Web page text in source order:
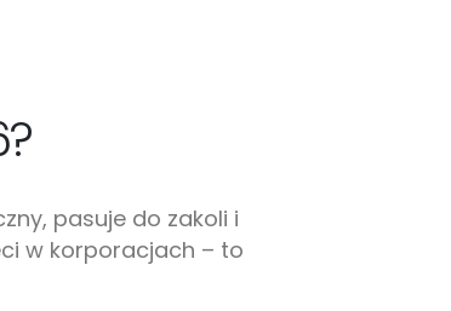
pasuje do zakoli i
w korporacjach – to